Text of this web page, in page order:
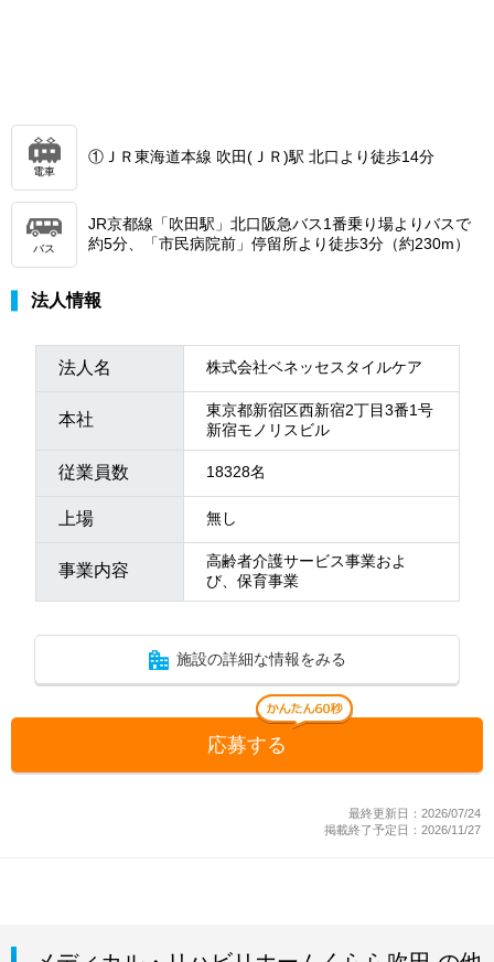
電車
①ＪＲ東海道本線 吹田(ＪＲ)駅 北口より徒歩14分
バス
JR京都線「吹田駅」北口阪急バス1番乗り場よりバスで
約5分、「市民病院前」停留所より徒歩3分（約230m）
法人情報
法人名 株式会社ベネッセスタイルケア
本社
東京都新宿区西新宿2丁目3番1号
新宿モノリスビル
従業員数 18328名
上場 無し
事業内容
高齢者介護サービス事業およ
び、保育事業
施設の詳細な情報をみる
応募する
最終更新日：2026/07/24
掲載終了予定日：2026/11/27